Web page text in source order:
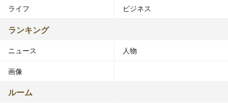
ライフ ビジネス
ランキング
ニュース 人物
画像
ルーム